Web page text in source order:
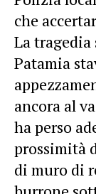
che
La tragedia
Patamia
ancora al
ha perso
prossimità
di muro di